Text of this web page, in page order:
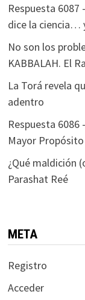
Respuesta 6087
dice la ciencia…
No son los
KABBALAH. El
La Torá revela
adentro
Respuesta 6086
Mayor Propósito
¿Qué maldición
Parashat Reé
META
Registro
Acceder